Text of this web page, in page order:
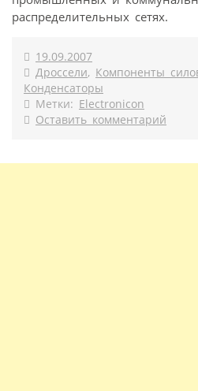
распределительных сетях.
19.09.2007
Дроссели, Компоненты
Конденсаторы
Метки: Electronicon
Оставить комментарий